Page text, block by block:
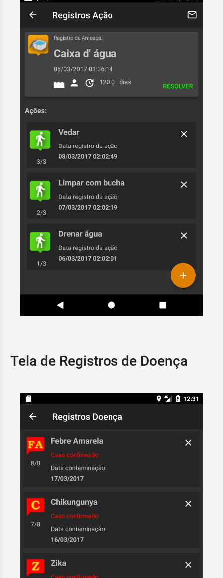
Tela de Registros de Doença